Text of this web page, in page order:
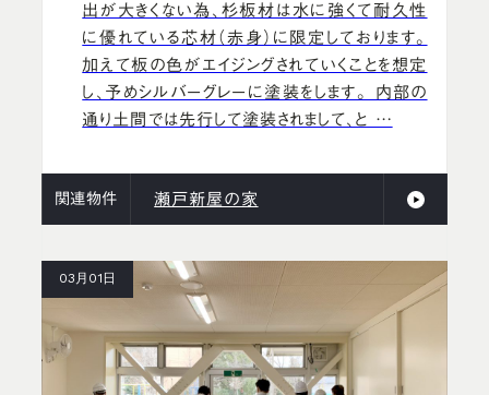
出が大きくない為、杉板材は水に強くて耐久性
に優れている芯材（赤身）に限定しております。
加えて板の色がエイジングされていくことを想定
し、予めシルバーグレーに塗装をします。 内部の
通り土間では先行して塗装されまして、と …
関連物件 瀬戸新屋の家
03月01日